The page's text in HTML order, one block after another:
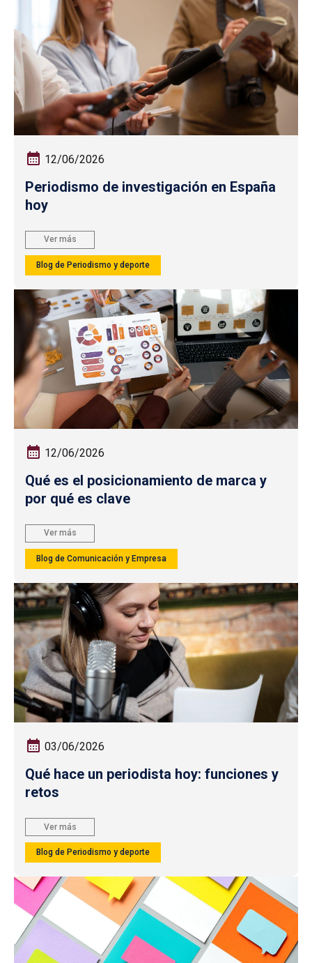
12/06/2026
Periodismo de investigación en España
hoy
Ver más
Blog de Periodismo y deporte
12/06/2026
Qué es el posicionamiento de marca y
por qué es clave
Ver más
Blog de Comunicación y Empresa
03/06/2026
Qué hace un periodista hoy: funciones y
retos
Ver más
Blog de Periodismo y deporte